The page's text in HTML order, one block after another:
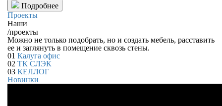
Подробнее
Проекты
Наши
/проекты
Можно не только подобрать, но и создать мебель, расставить
ее и заглянуть в помещение сквозь стены.
01 Калуга офис
02 ТК СЛЭК
03 КЕЛЛОГ
Новинки